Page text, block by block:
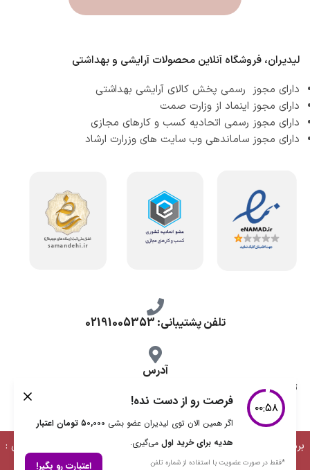
لیدیران، فروشگاه آنلاین محصولات آرایشی و بهداشتی
دارای مجوز رسمی پخش کالای آرایشی بهداشتی
دارای مجوز اینماد از وزارت صمت
دارای مجوز رسمی اتحادیه کسب و کارهای مجازی
دارای مجوز ساماندهی وب سایت های وزرارت ارشاد
تلفن پشتیبانی: 02191005353
آدرس
تهران، طرشت شمالی، خ محمد حسینی، کوچه گلناز شرقی، پلاک 10.
برداشت مطالب با ذکر منبع بلامانع است | طراحی، توسعه و پشتیبانی :
دیمن ارتباط